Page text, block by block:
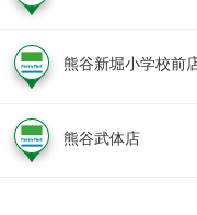
熊谷新堀小学校前
熊谷武体店